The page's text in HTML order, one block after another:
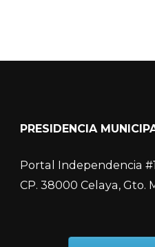
PRESIDENCIA
Portal Independencia
CP. 38000 Celaya, Gto.